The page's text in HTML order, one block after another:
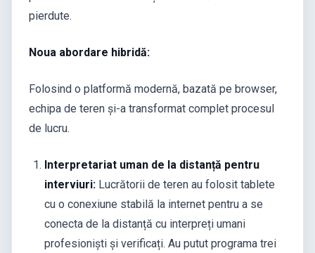
pierdute.
Noua abordare hibridă:
Folosind o platformă modernă, bazată pe browser,
echipa de teren și-a transformat complet procesul
de lucru.
Interpretariat uman de la distanță pentru
interviuri: Lucrătorii de teren au folosit tablete
cu o conexiune stabilă la internet pentru a se
conecta de la distanță cu interpreți umani
profesioniști și verificați. Au putut programa trei